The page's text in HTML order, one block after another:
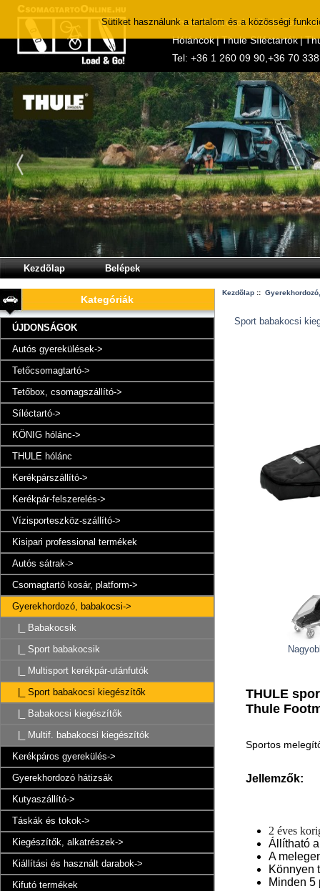
Thule Tetőboxok |Thule
Hóláncok|Thule Síléctartók|
Tel: +36 1 260 09 90 +36 70
Kezdõlap Belépek
Kategóriák
ÚJDONSÁGOK
Autós gyerekülések->
Tetőcsomagtartó->
Tetőbox, csomagszállító->
Síléctartó->
KÖNIG hólánc->
THULE hólánc
Kerékpárszállító->
Kerékpár-felszerelés->
Vízisporteszköz-szállító->
Kisipari professional termékek
Autós sátrak->
Csomagtartó kosár, platform->
Gyerekhordozó, babakocsi->
|_ Babakocsik
|_ Sport babakocsik
|_ Multisport kerékpár-utánfutók
|_ Sport babakocsi kiegészítők
|_ Babakocsi kiegészítők
|_ Multif. babakocsi kiegészítók
Kerékpáros gyerekülés->
Gyerekhordozó hátizsák
Kutyaszállító->
Táskák és tokok->
Kiegészítők, alkatrészek->
Kiállítási és használt darabok->
Kifutó termékek
Kezdõlap ::
Sport babakocsi
THULE
Thule
Sportos
Jellemzők:
2 éves
Állítható
A
Könnyen
Minden 5
Sütiket használunk a tartalom és a közösségi